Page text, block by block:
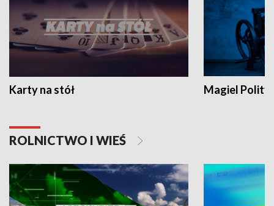
Karty na stół Magiel
ROLNICTWO I WIEŚ